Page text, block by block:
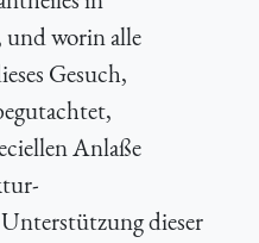
und worin alle
Gesuch,
Anlaße
dieser